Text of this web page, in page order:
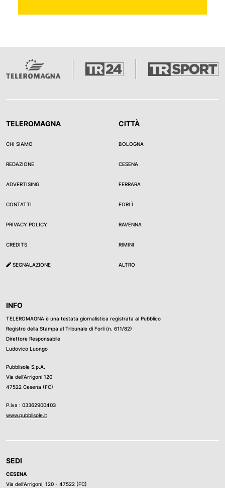
TELEROMAGNA
CHI SIAMO
REDAZIONE
ADVERTISING
CONTATTI
PRIVACY POLICY
CREDITS
SEGNALAZIONE
CITTÀ
BOLOGNA
CESENA
FERRARA
FORLÌ
RAVENNA
RIMINI
ALTRO
INFO
TELEROMAGNA è una testata giornalistica registrata al Pubblico
Registro della Stampa al Tribunale di Forli (n. 611/82)
Direttore Responsabile
Ludovico Luongo
Pubblisole S.p.A.
Via dell’Arrigoni 120
47522 Cesena (FC)
P.iva : 03362900403
www.pubblisole.it
SEDI
CESENA
Via dell’Arrigoni, 120 - 47522 (FC)